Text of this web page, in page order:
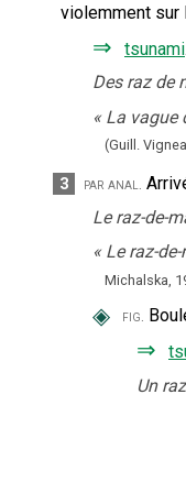
violemment sur
⇒ tsunami
Des raz de
« La vague
(Guill.
3 par anal.
Le raz-de-
« Le raz-
Michalska,
◈ fig.
⇒
Un